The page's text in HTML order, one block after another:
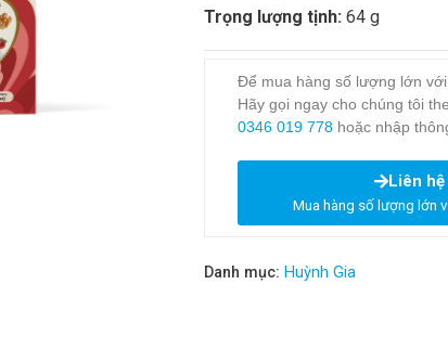
Trọng lượng tịnh: 64 g
Để mua hàng số lượng lớn với
Hãy gọi ngay cho chúng tôi
0346 019 778hoặc nhập
Liên hệ
Mua hàng số lượng lớn
Danh mục: Huỳnh Gia